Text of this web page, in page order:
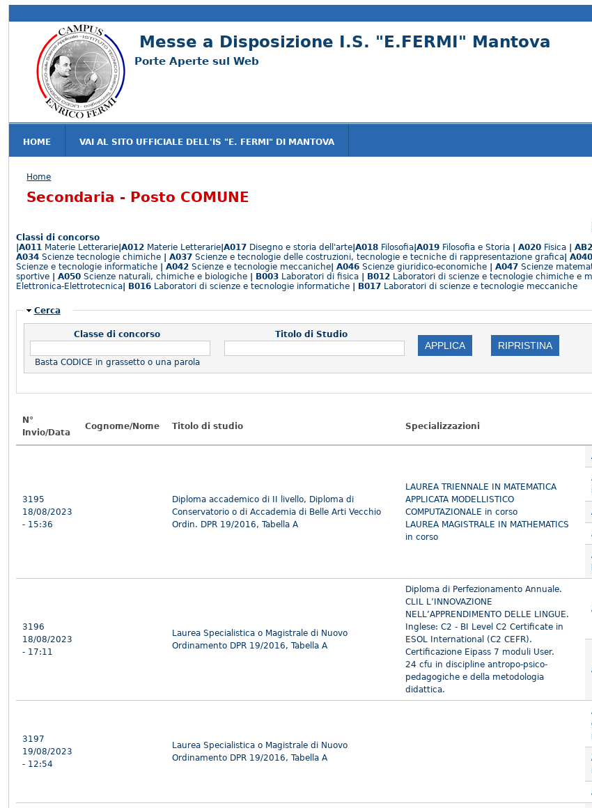
Messe a Disposizione I.S. "E.FERMI" Mantova
Porte Aperte sul Web
HOME VAI AL SITO UFFICIALE DELL'IS "E. FERMI" DI MANTOVA
Tu sei qui
Home
Secondaria - Posto COMUNE
Classi di concorso
|A011 Materie Letterarie |A012 Materie Letterarie |A017 Disegno e storia dell'arte |A018 Filosofia |A019 Filosofia e Storia | A020 Fisica |
A034 Scienze tecnologie chimiche | A037 Scienze e tecnologie delle costruzioni, tecnologie e tecniche di rappresentazione grafica | A040
Scienze e tecnologie informatiche
| A042 Scienze e tecnologie meccaniche | A046 Scienze giuridico-economiche | A047 Scienze
sportive
| A050 Scienze naturali, chimiche e biologiche | B003 Laboratori di fisica | B012 Laboratori di scienze e tecnologie chimiche e
Elettronica-Elettrotecnica | B016 Laboratori di scienze e tecnologie informatiche | B017 Laboratori di scienze e tecnologie meccaniche
Nascondi
Cerca
Classe di concorso
Basta CODICE in grassetto o una parola
Titolo di Studio
N°
Invio/Data
Cognome/Nome Titolo di studio Specializzazioni
3195
18/08/2023
- 15:36
Diploma accademico di II livello, Diploma di
Conservatorio o di Accademia di Belle Arti Vecchio
Ordin. DPR 19/2016, Tabella A
LAUREA TRIENNALE IN MATEMATICA
APPLICATA MODELLISTICO
COMPUTAZIONALE in corso
LAUREA MAGISTRALE IN MATHEMATICS
in corso
3196
18/08/2023
- 17:11
Laurea Specialistica o Magistrale di Nuovo
Ordinamento DPR 19/2016, Tabella A
Diploma di Perfezionamento Annuale.
CLIL L’INNOVAZIONE
NELL’APPRENDIMENTO DELLE LINGUE.
Inglese: C2 - BI Level C2 Certificate in
ESOL International (C2 CEFR).
Certificazione Eipass 7 moduli User.
24 cfu in discipline antropo-psico-
pedagogiche e della metodologia
didattica.
3197
19/08/2023
- 12:54
Laurea Specialistica o Magistrale di Nuovo
Ordinamento DPR 19/2016, Tabella A